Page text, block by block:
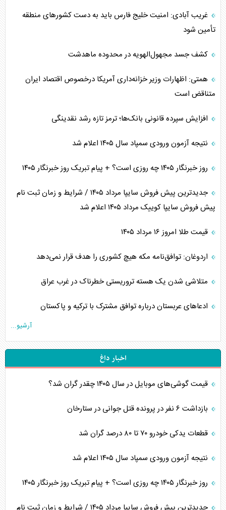
غریب آبادی: امنیت خلیج فارس باید به دست کشورهای منطقه
تأمین شود
کشف جسد مجهول‌الهویه در محدوده ماهدشت
همتی: اظهارات وزیر خزانه‌داری آمریکا درخصوص اقتصاد ایران
متناقض است
افزایش سپرده قانونی بانک‌ها؛ ترمز تازه رشد نقدینگی
نتیجه آزمون ورودی سمپاد سال ۱۴۰۵ اعلام شد
روز خبرنگار ۱۴۰۵ چه روزی است؟ + پیام تبریک روز خبرنگار ۱۴۰۵
جدیدترین پیش فروش سایپا مرداد ۱۴۰۵ / شرایط و زمان ثبت نام
پیش فروش سایپا کوییک مرداد ۱۴۰۵ اعلام شد
قیمت طلا امروز ۱۶ مرداد ۱۴۰۵
اردوغان: توافق‌نامه مکه هیچ کشوری را هدف قرار نمی‌دهد
متلاشی شدن یک هسته تروریستی خطرناک در غرب عراق
ادعاهای عربستان درباره توافق مشترک با ترکیه و پاکستان
آرشیو...
اخبار داغ
قیمت گوشی‌های موبایل در سال ۱۴۰۵ چقدر گران شد؟
بازداشت ۶ نفر در پرونده قتل جوانی در ستارخان
قطعات یدکی خودرو ۷۰ تا ۸۰ درصد گران شد
نتیجه آزمون ورودی سمپاد سال ۱۴۰۵ اعلام شد
روز خبرنگار ۱۴۰۵ چه روزی است؟ + پیام تبریک روز خبرنگار ۱۴۰۵